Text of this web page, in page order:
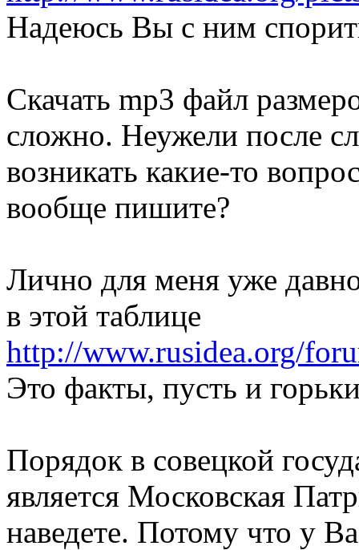
Надеюсь Вы с ним
Скачать mp3 файл
сложно. Неужели после
возникать какие-то
вообще пишите?
Лично для меня уже
в этой таблице
http://www.rusidea.org/
Это факты, пусть и
Порядок в совецкой
является Московская
наведете. Потому что у